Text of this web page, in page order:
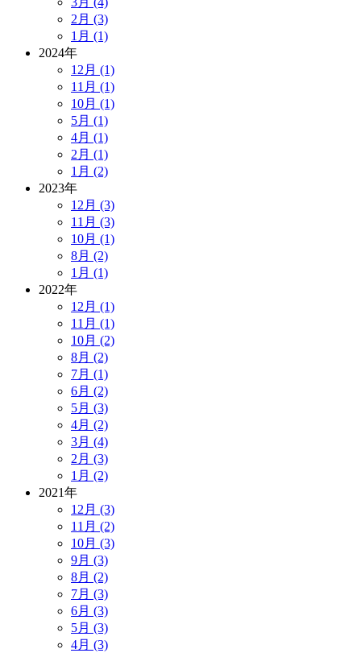
2月 (3)
1月 (1)
2024年
12月 (1)
11月 (1)
10月 (1)
5月 (1)
4月 (1)
2月 (1)
1月 (2)
2023年
12月 (3)
11月 (3)
10月 (1)
8月 (2)
1月 (1)
2022年
12月 (1)
11月 (1)
10月 (2)
8月 (2)
7月 (1)
6月 (2)
5月 (3)
4月 (2)
3月 (4)
2月 (3)
1月 (2)
2021年
12月 (3)
11月 (2)
10月 (3)
9月 (3)
8月 (2)
7月 (3)
6月 (3)
5月 (3)
4月 (3)